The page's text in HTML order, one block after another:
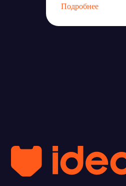
Подробнее
Продукт развивается при поддержке
Фонда Содействия Инновациям